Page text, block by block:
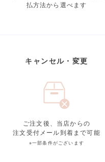
払方法から選べます
キャンセル・変更
ご注文後、当店からの
注文受付メール到着まで可能
※一部条件がございます